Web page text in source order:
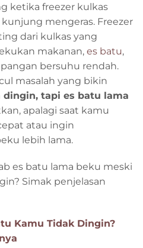
ketika freezer kulkas
mengeras. Freezer
dari kulkas yang
makanan, es batu,
bersuhu rendah.
masalah yang bikin
dingin, tapi es batu lama
apalagi saat kamu
atau ingin
lebih lama.
es batu lama beku meski
Simak penjelasan
Kamu Tidak Dingin?